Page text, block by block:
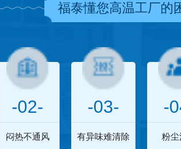
福泰懂您高温工厂的
-02-
闷热不通风
-03-
有异味难清除
-
粉尘